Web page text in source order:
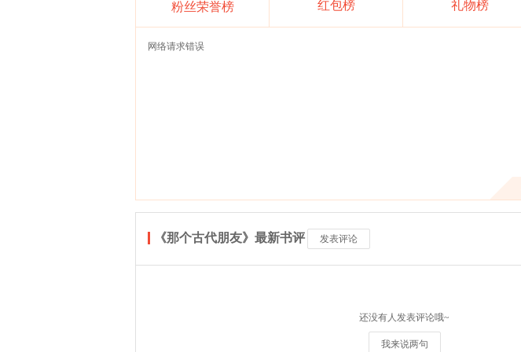
粉丝荣誉榜 红包榜 礼物榜
网络请求错误
《那个古代朋友》最新书评 发表评论
还没有人发表评论哦~
我来说两句